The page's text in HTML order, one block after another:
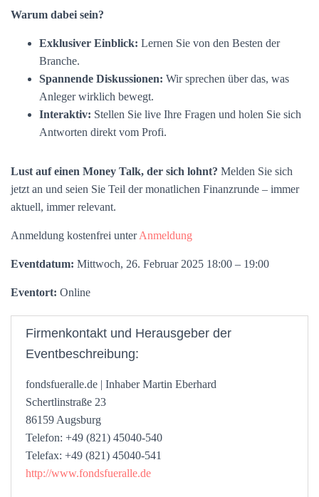
Warum dabei sein?
Exklusiver Einblick: Lernen Sie von den Besten der
Branche.
Spannende Diskussionen: Wir sprechen über das, was
Anleger wirklich bewegt.
Interaktiv: Stellen Sie live Ihre Fragen und holen Sie sich
Antworten direkt vom Profi.
Lust auf einen Money Talk, der sich lohnt? Melden Sie sich
jetzt an und seien Sie Teil der monatlichen Finanzrunde – immer
aktuell, immer relevant.
Anmeldung kostenfrei unterAnmeldung
Eventdatum: Mittwoch, 26. Februar 2025 18:00 – 19:00
Eventort: Online
Firmenkontakt und Herausgeber der
Eventbeschreibung:
fondsfueralle.de | Inhaber Martin Eberhard
Schertlinstraße 23
86159 Augsburg
Telefon: +49 (821) 45040-540
Telefax: +49 (821) 45040-541
http://www.fondsfueralle.de